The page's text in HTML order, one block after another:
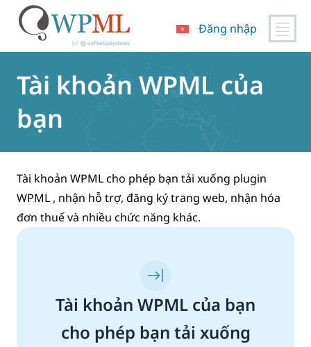
đến
dung
Đăng nhập
Tài khoản WPML của
bạn
Tài khoản WPML cho phép bạn tải xuống plugin
WPML , nhận hỗ trợ, đăng ký trang web, nhận hóa
đơn thuế và nhiều chức năng khác.
Tài khoản WPML của bạn
cho phép bạn tải xuống